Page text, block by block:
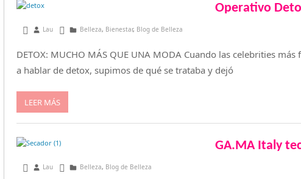
Operativo
enero 1, 2016
Lau Belleza, Bienestar, Blog de Belleza
DETOX: MUCHO MÁS QUE UNA MODA Cuando las celebrities
a hablar de detox, supimos de qué se trataba y dejó
LEER MÁS
GA.MA Italy
septiembre 7, 2015
Lau Belleza, Blog de Belleza